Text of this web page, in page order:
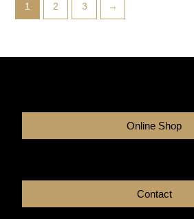
1 2 3 →
Online Shop
Contact